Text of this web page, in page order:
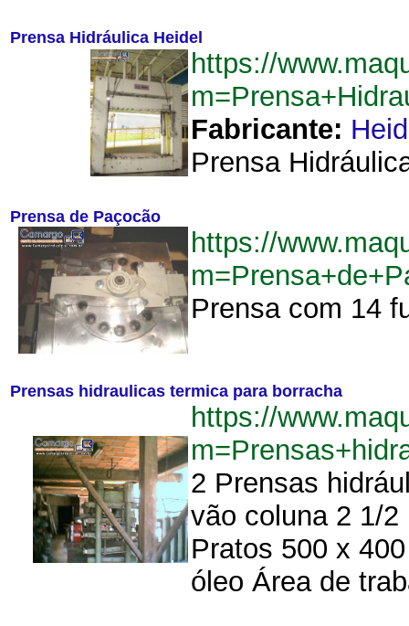
Prensa Hidráulica Heidel
https://
Fabricante:
Prensa
Prensa de Paçocão
https://
Prensa com 14
Prensas hidraulicas termica para borracha
https://
2 Prensas
vão coluna 2 1/
Pratos 500 x
óleo Área de